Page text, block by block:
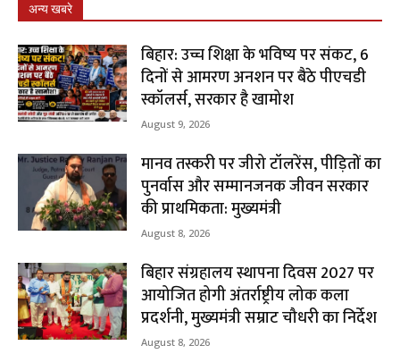
अन्य खबरे
बिहार: उच्च शिक्षा के भविष्य पर संकट, 6
दिनों से आमरण अनशन पर बैठे पीएचडी
स्कॉलर्स, सरकार है खामोश
August 9, 2026
मानव तस्करी पर जीरो टॉलरेंस, पीड़ितों का
पुनर्वास और सम्मानजनक जीवन सरकार
की प्राथमिकता: मुख्यमंत्री
August 8, 2026
बिहार संग्रहालय स्थापना दिवस 2027 पर
आयोजित होगी अंतर्राष्ट्रीय लोक कला
प्रदर्शनी, मुख्यमंत्री सम्राट चौधरी का निर्देश
August 8, 2026